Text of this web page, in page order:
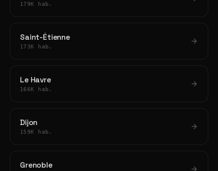
179K hab.
Saint-Étienne
173K hab.
Le Havre
166K hab.
Dijon
159K hab.
Grenoble